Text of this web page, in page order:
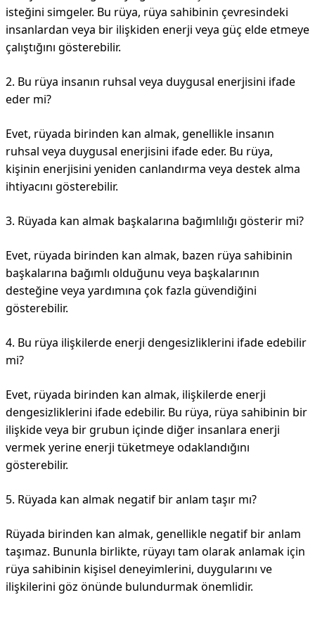
isteğini simgeler. Bu rüya, rüya sahibinin çevresindeki
insanlardan veya bir ilişkiden enerji veya güç elde etmeye
çalıştığını gösterebilir.
2. Bu rüya insanın ruhsal veya duygusal enerjisini ifade
eder mi?
Evet, rüyada birinden kan almak, genellikle insanın
ruhsal veya duygusal enerjisini ifade eder. Bu rüya,
kişinin enerjisini yeniden canlandırma veya destek alma
ihtiyacını gösterebilir.
3. Rüyada kan almak başkalarına bağımlılığı gösterir mi?
Evet, rüyada birinden kan almak, bazen rüya sahibinin
başkalarına bağımlı olduğunu veya başkalarının
desteğine veya yardımına çok fazla güvendiğini
gösterebilir.
4. Bu rüya ilişkilerde enerji dengesizliklerini ifade edebilir
mi?
Evet, rüyada birinden kan almak, ilişkilerde enerji
dengesizliklerini ifade edebilir. Bu rüya, rüya sahibinin bir
ilişkide veya bir grubun içinde diğer insanlara enerji
vermek yerine enerji tüketmeye odaklandığını
gösterebilir.
5. Rüyada kan almak negatif bir anlam taşır mı?
Rüyada birinden kan almak, genellikle negatif bir anlam
taşımaz. Bununla birlikte, rüyayı tam olarak anlamak için
rüya sahibinin kişisel deneyimlerini, duygularını ve
ilişkilerini göz önünde bulundurmak önemlidir.